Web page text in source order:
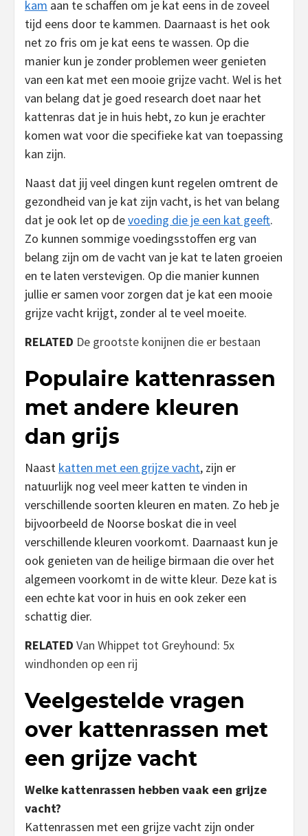
kam aan te schaffen om je kat eens in de zoveel
tijd eens door te kammen. Daarnaast is het ook
net zo fris om je kat eens te wassen. Op die
manier kun je zonder problemen weer genieten
van een kat met een mooie grijze vacht. Wel is het
van belang dat je goed research doet naar het
kattenras dat je in huis hebt, zo kun je erachter
komen wat voor die specifieke kat van toepassing
kan zijn.
Naast dat jij veel dingen kunt regelen omtrent de
gezondheid van je kat zijn vacht, is het van belang
dat je ook let op devoeding die je een kat geeft.
Zo kunnen sommige voedingsstoffen erg van
belang zijn om de vacht van je kat te laten groeien
en te laten verstevigen. Op die manier kunnen
jullie er samen voor zorgen dat je kat een mooie
grijze vacht krijgt, zonder al te veel moeite.
RELATED De grootste konijnen die er bestaan
Populaire kattenrassen
met andere kleuren
dan grijs
Naast katten met een grijze vacht, zijn er
natuurlijk nog veel meer katten te vinden in
verschillende soorten kleuren en maten. Zo heb je
bijvoorbeeld de Noorse boskat die in veel
verschillende kleuren voorkomt. Daarnaast kun je
ook genieten van de heilige birmaan die over het
algemeen voorkomt in de witte kleur. Deze kat is
een echte kat voor in huis en ook zeker een
schattig dier.
RELATED Van Whippet tot Greyhound: 5x
windhonden op een rij
Veelgestelde vragen
over kattenrassen met
een grijze vacht
Welke kattenrassen hebben vaak een grijze
vacht?
Kattenrassen met een grijze vacht zijn onder